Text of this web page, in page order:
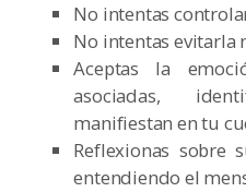
No intentas
No intentas evitarla
Aceptas la
asociadas,
manifiestan en tu
Reflexionas sobre
entendiendo el